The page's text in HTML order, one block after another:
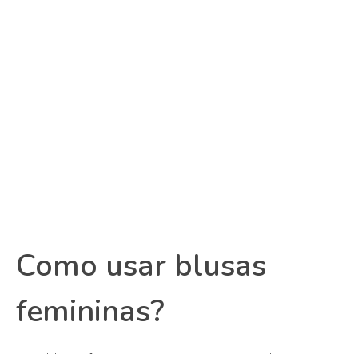
Como usar blusas
femininas?